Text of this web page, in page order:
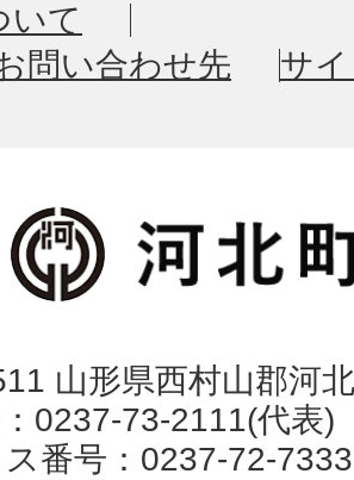
いて
問い合わせ先
サ
山形県西村山郡河
0237-73-2111(代表)
番号：0237-72-7333